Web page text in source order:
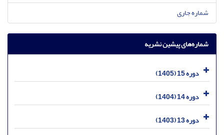
شماره جاری
شماره‌های پیشین نشریه
دوره 15 (1405)
دوره 14 (1404)
دوره 13 (1403)